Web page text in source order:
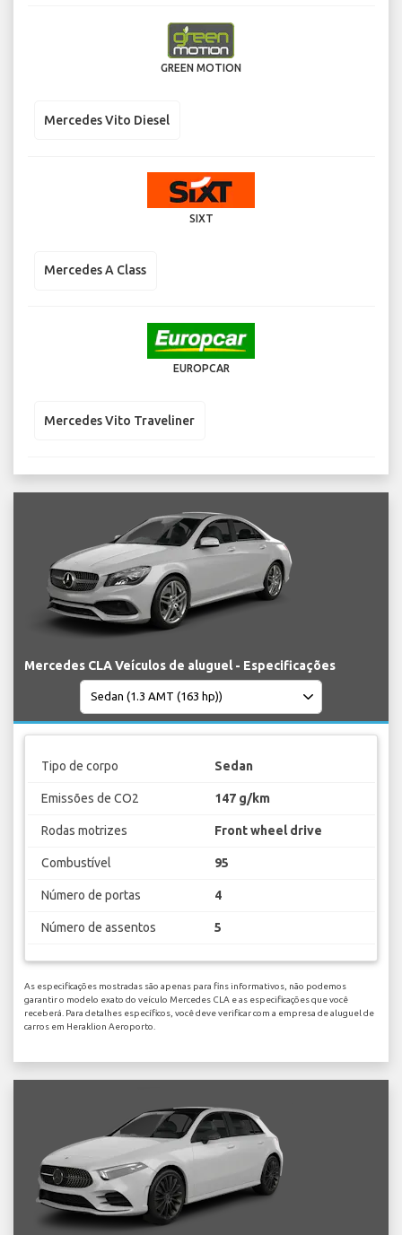
GREEN MOTION
Mercedes Vito Diesel
SIXT
Mercedes A Class
EUROPCAR
Mercedes Vito Traveliner
Mercedes CLA Veículos de aluguel - Especificações
Tipo de corpo Sedan
Emissões de CO2 147 g/km
Rodas motrizes Front wheel drive
Combustível 95
Número de portas 4
Número de assentos 5
As especificações mostradas são apenas para fins informativos, não podemos
garantir o modelo exato do veículo Mercedes CLA e as especificações que você
receberá. Para detalhes específicos, você deve verificar com a empresa de aluguel de
carros em Heraklion Aeroporto.